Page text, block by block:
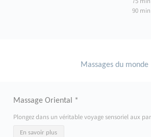
75
90
Massages du monde
Massage Oriental *
Plongez dans un véritable voyage sensoriel aux
En savoir plus